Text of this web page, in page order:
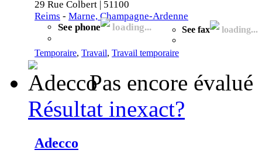
29 Rue Colbert | 51100
Reims - Marne, Champagne-Ardenne
See phone
loading... See fax loading...
Temporaire, Travail, Travail temporaire
Pas encore évalué
Résultat inexact?
Adecco